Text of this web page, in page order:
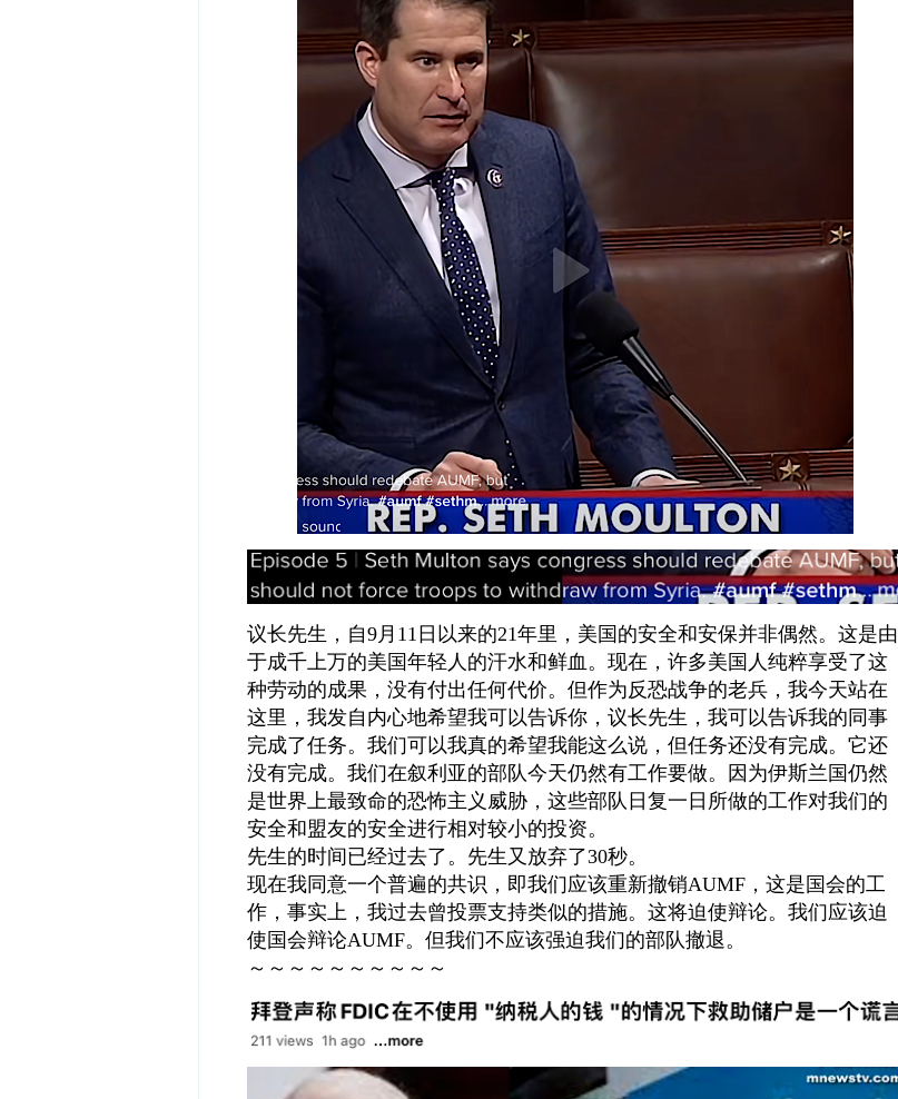
议长先生，自9月 11 日以来的21年里，美国的安全和安保并非偶然。这是由
于成千上万的美国年轻人的汗水和鲜血。现在，许多美国人纯粹享受了这
种劳动的成果，没有付出任何代价。但作为反恐战争的老兵，我今天站在
这里，我发自内心地希望我可以告诉你，议长先生，我可以告诉我的同事
完成了任务。我们可以我真的希望我能这么说，但任务还没有完成。它还
没有完成。我们在叙利亚的部队今天仍然有工作要做。因为伊斯兰国仍然
是世界上最致命的恐怖主义威胁，这些部队日复一日所做的工作对我们的
安全和盟友的安全进行相对较小的投资。
先生的时间已经过去了。先生又放弃了30秒。
现在我同意一个普遍的共识，即我们应该重新撤销AUMF，这是国会的工
作，事实上，我过去曾投票支持类似的措施。这将迫使辩论。我们应该迫
使国会辩论AUMF。但我们不应该强迫我们的部队撤退。
～～～～～～～～～～